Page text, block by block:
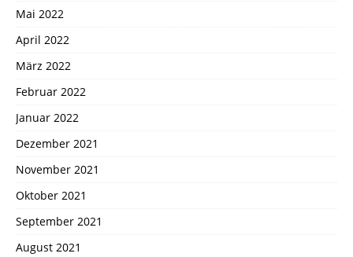
Mai 2022
April 2022
März 2022
Februar 2022
Januar 2022
Dezember 2021
November 2021
Oktober 2021
September 2021
August 2021